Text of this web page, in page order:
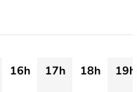
16h 17h 18h
19h